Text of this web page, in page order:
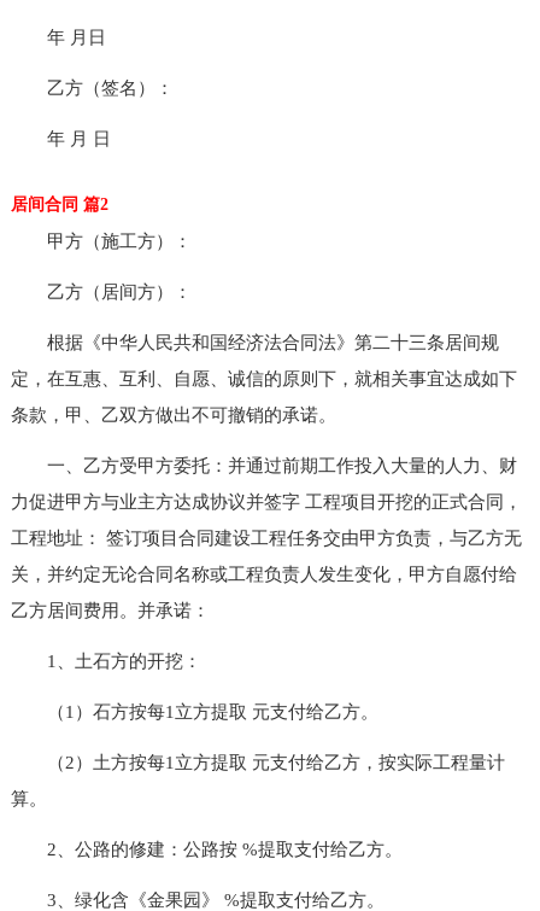
年 月日
乙方（签名）：
年 月 日
居间合同 篇2
甲方（施工方）：
乙方（居间方）：
根据《中华人民共和国经济法合同法》第二十三条居间规
定，在互惠、互利、自愿、诚信的原则下，就相关事宜达成如下
条款，甲、乙双方做出不可撤销的承诺。
一、乙方受甲方委托：并通过前期工作投入大量的人力、财
力促进甲方与业主方达成协议并签字 工程项目开挖的正式合同，
工程地址： 签订项目合同建设工程任务交由甲方负责，与乙方无
关，并约定无论合同名称或工程负责人发生变化，甲方自愿付给
乙方居间费用。并承诺：
1、土石方的开挖：
（1）石方按每1立方提取 元支付给乙方。
（2）土方按每1立方提取 元支付给乙方，按实际工程量计
算。
2、公路的修建：公路按 %提取支付给乙方。
3、绿化含《金果园》 %提取支付给乙方。